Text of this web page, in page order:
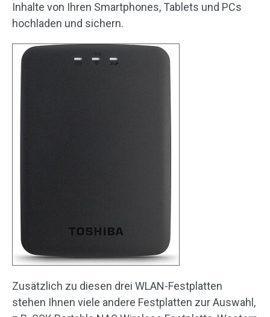
Inhalte von Ihren Smartphones, Tablets und PCs
hochladen und sichern.
Zusätzlich zu diesen drei WLAN-Festplatten
stehen Ihnen viele andere Festplatten zur Auswahl,